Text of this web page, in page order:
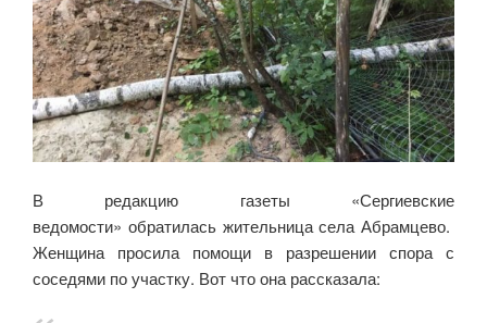
В редакцию газеты «Сергиевские
ведомости» обратилась жительница села Абрамцево.
Женщина просила помощи в разрешении спора с
соседями по участку. Вот что она рассказала: